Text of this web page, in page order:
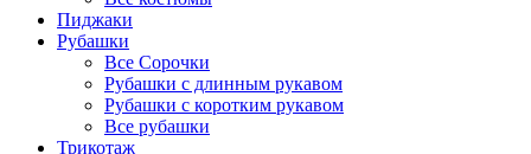
Пиджаки
Рубашки
Все Сорочки
Рубашки с длинным рукавом
Рубашки с коротким рукавом
Все рубашки
Трикотаж